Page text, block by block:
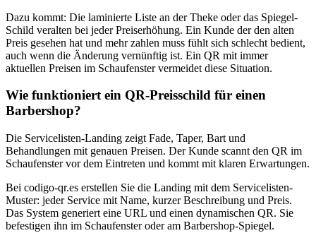
Dazu kommt: Die laminierte Liste an der Theke oder das Spiegel-
Schild veralten bei jeder Preiserhöhung. Ein Kunde der den alten
Preis gesehen hat und mehr zahlen muss fühlt sich schlecht bedient,
auch wenn die Änderung vernünftig ist. Ein QR mit immer
aktuellen Preisen im Schaufenster vermeidet diese Situation.
Wie funktioniert ein QR-Preisschild für einen
Barbershop?
Die Servicelisten-Landing zeigt Fade, Taper, Bart und
Behandlungen mit genauen Preisen. Der Kunde scannt den QR im
Schaufenster vor dem Eintreten und kommt mit klaren Erwartungen.
Bei codigo-qr.es erstellen Sie die Landing mit dem Servicelisten-
Muster: jeder Service mit Name, kurzer Beschreibung und Preis.
Das System generiert eine URL und einen dynamischen QR. Sie
befestigen ihn im Schaufenster oder am Barbershop-Spiegel.